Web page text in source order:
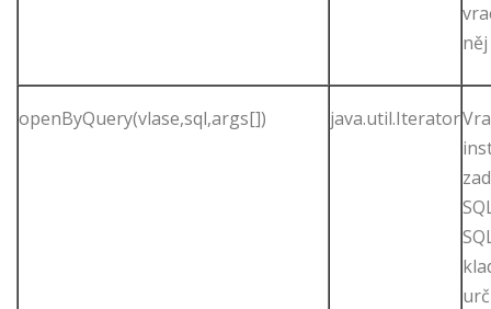
něj
openByQuery(vlase,sql,args[]) java.util.Iterator